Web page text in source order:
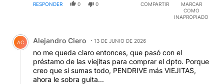
RESPONDER 0 0 COMPARTIR
MARCAR
COMO
INAPROPIADO
Comentario de Alejandro Ciero.
AC Alejandro Ciero 13 DE JUNIO DE 2026
no me queda claro entonces, que pasó con el
préstamo de las viejitas para comprar el dpto. Porque
creo que si sumas todo, PENDRIVE más VIEJITAS,
ahora le sobra guita...